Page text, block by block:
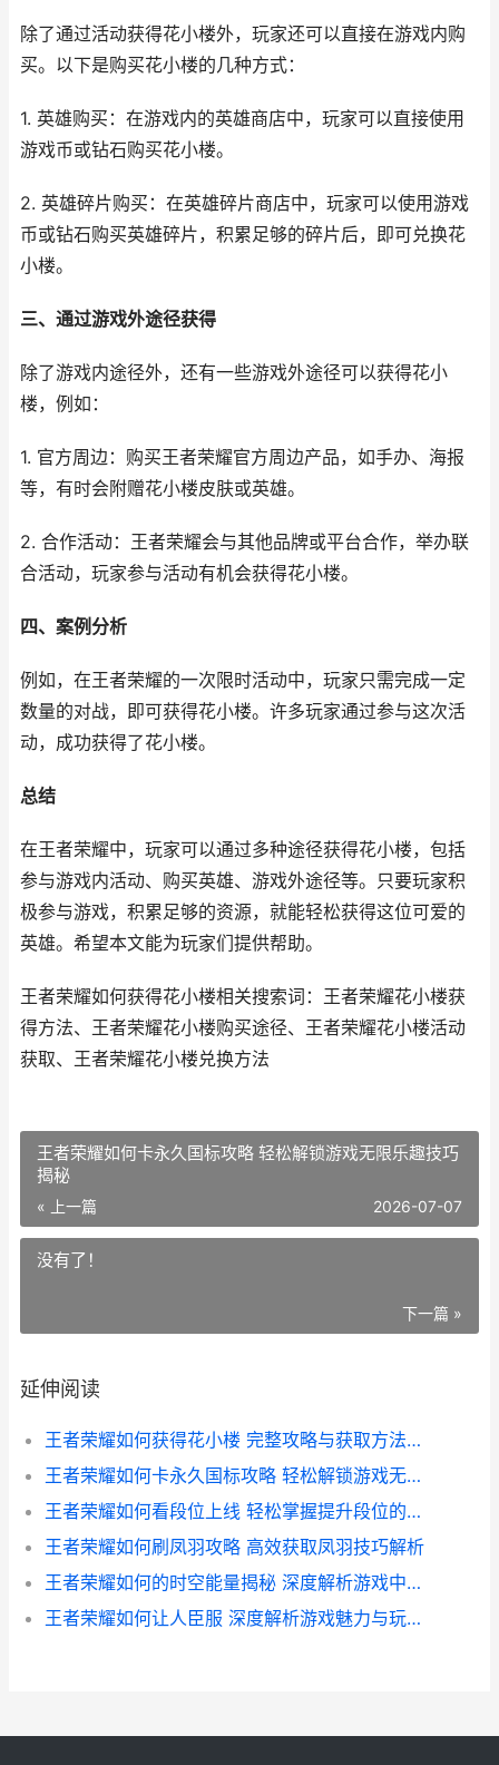
除了通过活动获得花小楼外，玩家还可以直接在游戏内购
买。以下是购买花小楼的几种方式：
1. 英雄购买：在游戏内的英雄商店中，玩家可以直接使用
游戏币或钻石购买花小楼。
2. 英雄碎片购买：在英雄碎片商店中，玩家可以使用游戏
币或钻石购买英雄碎片，积累足够的碎片后，即可兑换花
小楼。
三、通过游戏外途径获得
除了游戏内途径外，还有一些游戏外途径可以获得花小
楼，例如：
1. 官方周边：购买王者荣耀官方周边产品，如手办、海报
等，有时会附赠花小楼皮肤或英雄。
2. 合作活动：王者荣耀会与其他品牌或平台合作，举办联
合活动，玩家参与活动有机会获得花小楼。
四、案例分析
例如，在王者荣耀的一次限时活动中，玩家只需完成一定
数量的对战，即可获得花小楼。许多玩家通过参与这次活
动，成功获得了花小楼。
总结
在王者荣耀中，玩家可以通过多种途径获得花小楼，包括
参与游戏内活动、购买英雄、游戏外途径等。只要玩家积
极参与游戏，积累足够的资源，就能轻松获得这位可爱的
英雄。希望本文能为玩家们提供帮助。
王者荣耀如何获得花小楼相关搜索词：王者荣耀花小楼获
得方法、王者荣耀花小楼购买途径、王者荣耀花小楼活动
获取、王者荣耀花小楼兑换方法
王者荣耀如何卡永久国标攻略 轻松解锁游戏无限乐趣技巧
揭秘
« 上一篇 2026-07-07
没有了！
下一篇 »
延伸阅读
王者荣耀如何获得花小楼 完整攻略与获取方法详解
王者荣耀如何卡永久国标攻略 轻松解锁游戏无限乐趣技巧揭秘
王者荣耀如何看段位上线 轻松掌握提升段位的秘密指南
王者荣耀如何刷凤羽攻略 高效获取凤羽技巧解析
王者荣耀如何的时空能量揭秘 深度解析游戏中的神秘力量
王者荣耀如何让人臣服 深度解析游戏魅力与玩家忠诚度